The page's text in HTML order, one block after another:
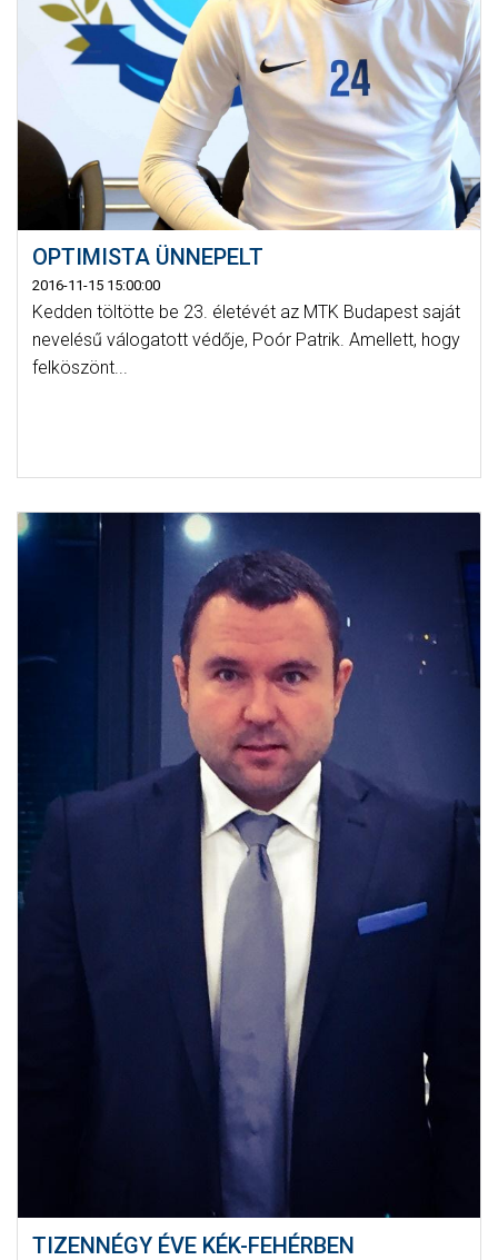
OPTIMISTA ÜNNEPELT
2016-11-15 15:00:00
Kedden töltötte be 23. életévét az MTK Budapest saját
nevelésű válogatott védője, Poór Patrik. Amellett, hogy
felköszönt...
TIZENNÉGY ÉVE KÉK-FEHÉRBEN